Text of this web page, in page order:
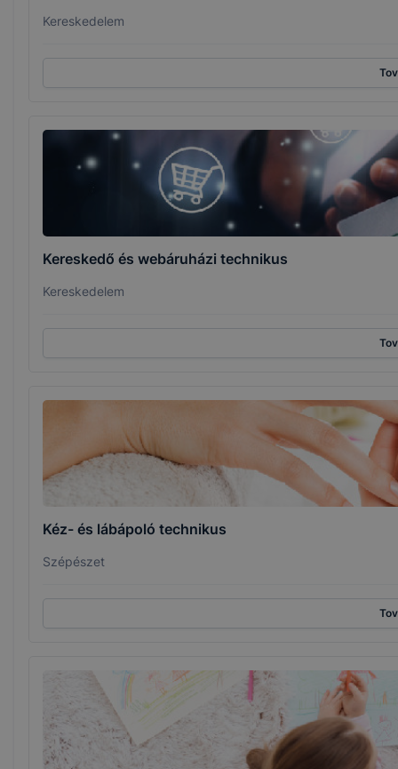
Kereskedelem
Kereskedő és webáruházi technikus
Kereskedelem
Kéz- és lábápoló technikus
Szépészet